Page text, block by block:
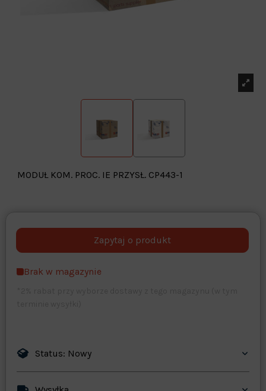
MODUŁ KOM. PROC. IE PRZYSŁ. CP443-1
opcjonalne Maks. 250 znaków
Brak w magazynie
Status: Nowy